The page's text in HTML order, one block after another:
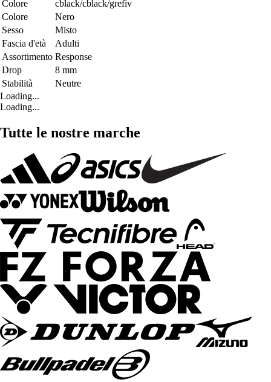
Colore
cblack/cblack/grefiv
Colore
Nero
Sesso
Misto
Fascia d'età
Adulti
Assortimento Response
Drop
8 mm
Stabilità
Neutre
Loading...
Loading...
Tutte le nostre marche